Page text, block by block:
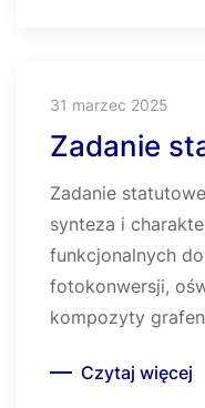
31 marzec 2025
Zadanie
Zadanie
synteza i
funkcjonalnych
fotokonwersji,
kompozyty
Czytaj więcej